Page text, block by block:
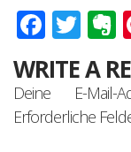
WRITE A
Deine E-Mail-
Erforderliche